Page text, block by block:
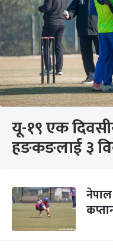
यू-१९ एक
हङकङलाई ३